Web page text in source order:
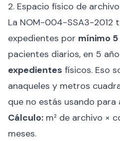
2. Espacio físico de archivo
La NOM-004-SSA3-2012
expedientes por mínimo 5
pacientes diarios, en 5
expedientes físicos. Eso
anaqueles y metros
que no estás usando
Cálculo: m² de archivo ×
meses.